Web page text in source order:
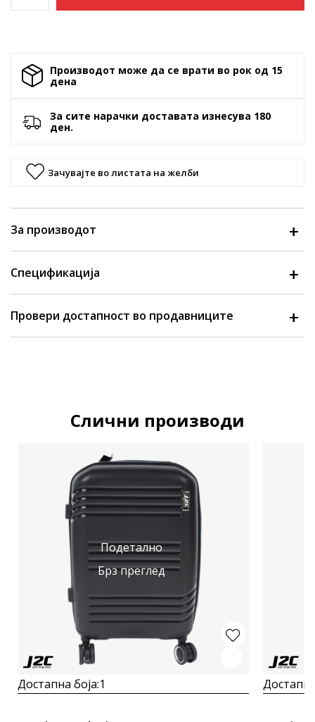
Производот може да се врати во рок од 15
денa
За сите нарачки доставата изнесува 180
ден.
Зачувајте во листата на желби
За производот
Спецификација
Провери достапност во продавниците
Слични производи
Подетално
Брз преглед
Достапна боја:1